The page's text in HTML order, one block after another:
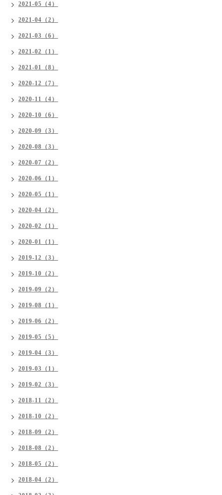
2021-05（4）
2021-04（2）
2021-03（6）
2021-02（1）
2021-01（8）
2020-12（7）
2020-11（4）
2020-10（6）
2020-09（3）
2020-08（3）
2020-07（2）
2020-06（1）
2020-05（1）
2020-04（2）
2020-02（1）
2020-01（1）
2019-12（3）
2019-10（2）
2019-09（2）
2019-08（1）
2019-06（2）
2019-05（5）
2019-04（3）
2019-03（1）
2019-02（3）
2018-11（2）
2018-10（2）
2018-09（2）
2018-08（2）
2018-05（2）
2018-04（2）